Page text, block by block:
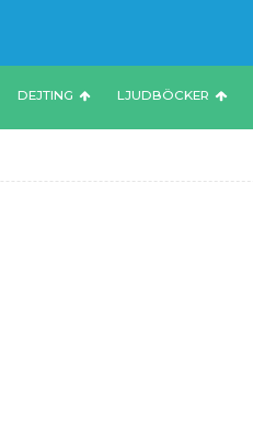
DEJTING LJUDBÖCKER